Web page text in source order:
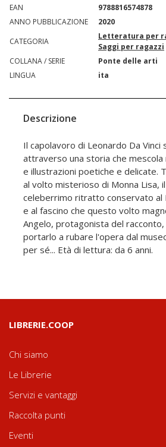
EAN
9788816574878
ANNO PUBBLICAZIONE
2020
CATEGORIA
Letteratura per
Saggi per ragazzi
COLLANA / SERIE
Ponte delle arti
LINGUA
ita
Descrizione
Il capolavoro di Leonardo Da Vinci
attraverso una storia che
e illustrazioni poetiche e delicate.
al volto misterioso di Monna Lisa,
celeberrimo ritratto conservato al
e al fascino che questo volto
Angelo, protagonista del
portarlo a rubare l'opera dal
per sé... Età di lettura: da 6 anni.
LIBRERIE.COOP
Chi siamo
Le Librerie
Servizi e vantaggi
Raccolta punti
Eventi